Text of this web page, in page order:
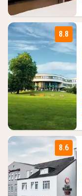
8.8
8.6